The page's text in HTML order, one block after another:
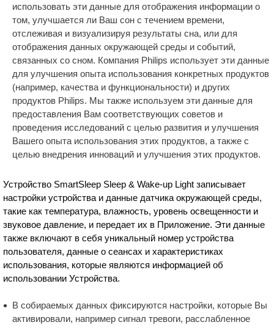
использовать эти данные для отображения информации о
том, улучшается ли Ваш сон с течением времени,
отслеживая и визуализируя результаты сна, или для
отображения данных окружающей среды и событий,
связанных со сном. Компания Philips использует эти данные
для улучшения опыта использования конкретных продуктов
(например, качества и функциональности) и других
продуктов Philips. Мы также используем эти данные для
предоставления Вам соответствующих советов и
проведения исследований с целью развития и улучшения
Вашего опыта использования этих продуктов, а также с
целью внедрения инноваций и улучшения этих продуктов.
Устройство SmartSleep Sleep & Wake-up Light записывает
настройки устройства и данные датчика окружающей среды,
такие как температура, влажность, уровень освещенности и
звуковое давление, и передает их в Приложение. Эти данные
также включают в себя уникальный номер устройства
пользователя, данные о сеансах и характеристиках
использования, которые являются информацией об
использовании Устройства.
В собираемых данных фиксируются настройки, которые Вы
активировали, например сигнал тревоги, расслабленное